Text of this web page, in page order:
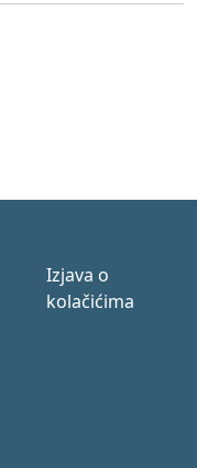
Izjava o
kolačićima